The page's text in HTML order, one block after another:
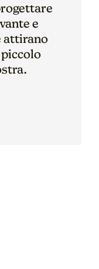
e
attirano
piccolo